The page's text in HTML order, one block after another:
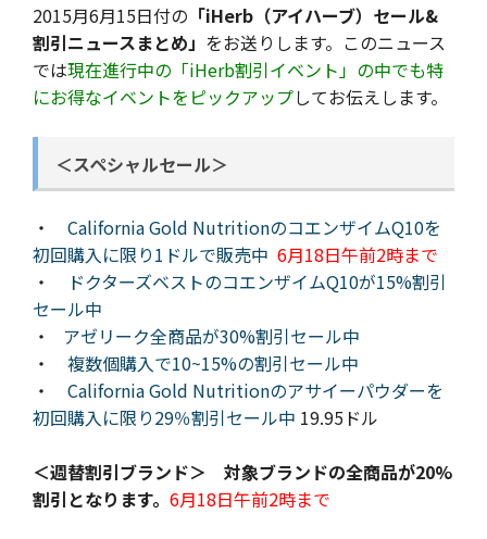
2015月6月15日付の 「iHerb（アイハーブ）セール&
割引ニュースまとめ」 をお送りします。このニュース
では現在進行中の「iHerb割引イベント」の中でも特
にお得なイベントをピックアップしてお伝えします。
＜スペシャルセール＞
・ California Gold NutritionのコエンザイムQ10を
初回購入に限り1ドルで販売中 6月18日午前2時まで
・
ドクターズベストのコエンザイムQ10が15%割引
セール中
・ アゼリーク全商品が30%割引セール中
・ 複数個購入で10~15%の割引セール中
・ California Gold Nutritionのアサイーパウダーを
初回購入に限り29％割引セール中 19.95ドル
＜週替割引ブランド＞ 対象ブランドの全商品が20%
割引となります。 6月18日午前2時まで